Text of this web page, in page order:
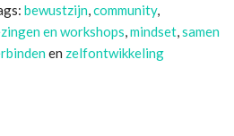
bewustzijn,community,
en workshops,mindset,samen
en zelfontwikkeling